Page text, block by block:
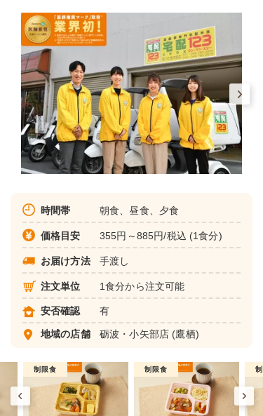
時間帯 朝食、昼食、夕食
価格目安 355円～885円/税込 (1食分)
お届け方法 手渡し
注文単位 1食分から注文可能
安否確認 有
地域の店舗 砺波・小矢部店 (鷹栖)
制限食 制限食